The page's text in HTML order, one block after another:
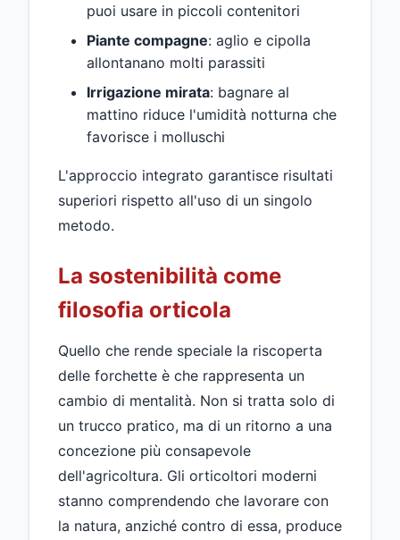
puoi usare in piccoli contenitori
Piante compagne: aglio e cipolla
allontanano molti parassiti
Irrigazione mirata: bagnare al
mattino riduce l'umidità notturna che
favorisce i molluschi
L'approccio integrato garantisce risultati
superiori rispetto all'uso di un singolo
metodo.
La sostenibilità come
filosofia orticola
Quello che rende speciale la riscoperta
delle forchette è che rappresenta un
cambio di mentalità. Non si tratta solo di
un trucco pratico, ma di un ritorno a una
concezione più consapevole
dell'agricoltura. Gli orticoltori moderni
stanno comprendendo che lavorare con
la natura, anziché contro di essa, produce